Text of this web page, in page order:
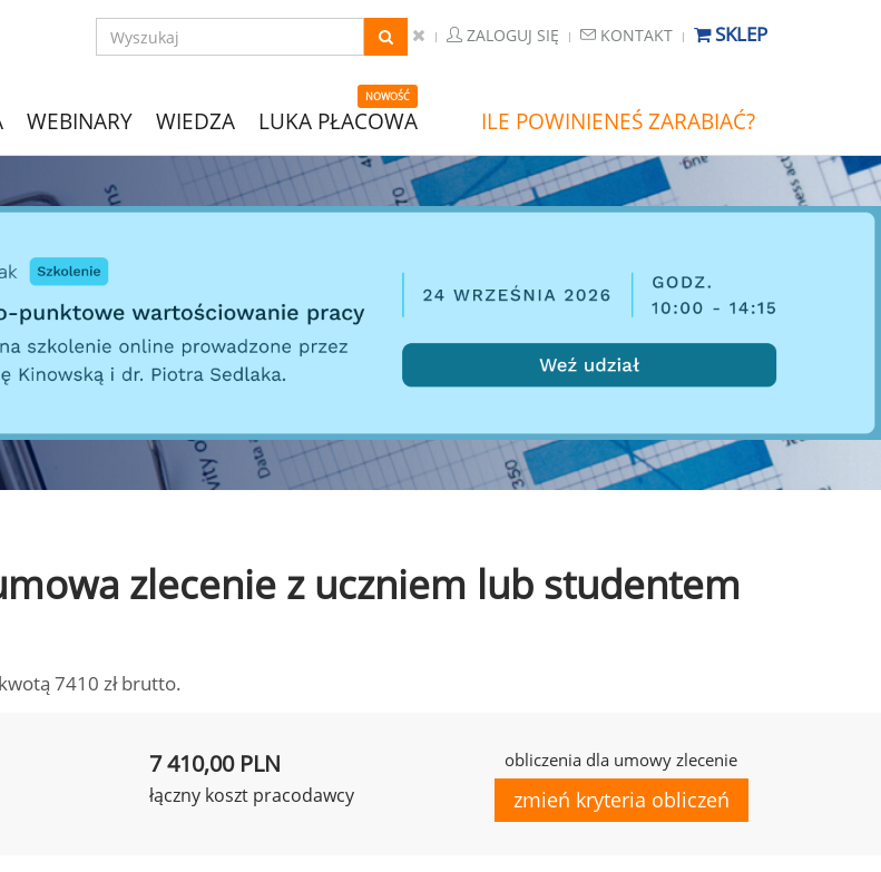
ZALOGUJ SIĘ KONTAKT SKLEP
WEBINARY WIEDZA
NOWOŚĆ
LUKA PŁACOWA ILE POWINIENEŚ ZARABIAĆ?
zlecenie z uczniem lub studentem
7410 zł brutto.
7 410,00 PLN
łączny koszt pracodawcy
obliczenia dla umowy zlecenie
zmień kryteria obliczeń